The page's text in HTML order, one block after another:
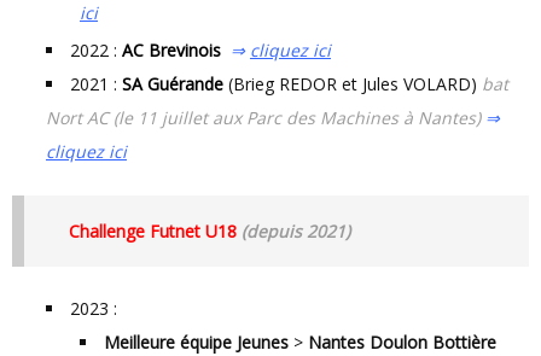
ici
2022 : AC Brevinois ⇒ cliquez ici
2021 : SA Guérande (Brieg REDOR et Jules VOLARD) bat
Nort AC(le 11 juillet aux Parc des Machines à Nantes) ⇒
cliquez ici
Challenge Futnet U18 (depuis 2021)
2023 :
Meilleure équipe Jeunes > Nantes Doulon Bottière